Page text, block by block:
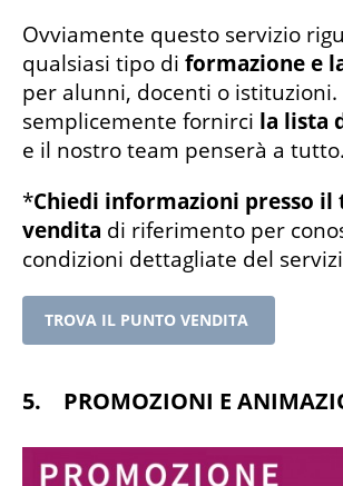
Ovviamente questo servizio
qualsiasi tipo di formazione e
per alunni, docenti o istituzioni.
semplicemente fornirci la lista
e il nostro team penserà a tutto.
*Chiedi informazioni presso il
vendita di riferimento per
condizioni dettagliate del
TROVA IL PUNTO VENDITA
5. PROMOZIONI E